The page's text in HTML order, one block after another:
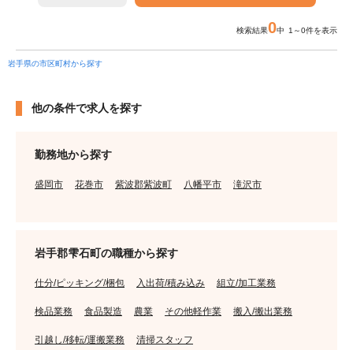
検索結果0中 1～0件を表示
岩手県の市区町村から探す
他の条件で求人を探す
勤務地から探す
盛岡市 花巻市 紫波郡紫波町 八幡平市 滝沢市
岩手郡雫石町の職種から探す
仕分/ピッキング/梱包 入出荷/積み込み 組立/加工業務
検品業務 食品製造 農業 その他軽作業 搬入/搬出業務
引越し/移転/運搬業務 清掃スタッフ